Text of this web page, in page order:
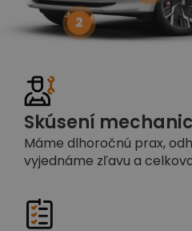
Skúsení
Máme dlhoročnú prax,
vyjednáme zľavu a
2